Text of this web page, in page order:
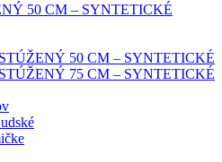
50 CM – SYNTETICKÉ
50 CM – SYNTETICKÉ
75 CM – SYNTETICKÉ